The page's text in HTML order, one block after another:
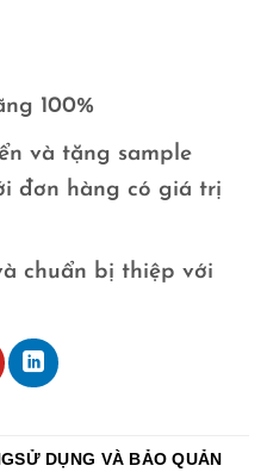
100%
và tặng sample
đơn hàng có giá trị
chuẩn bị thiệp với
SỬ DỤNG VÀ BẢO QUẢN